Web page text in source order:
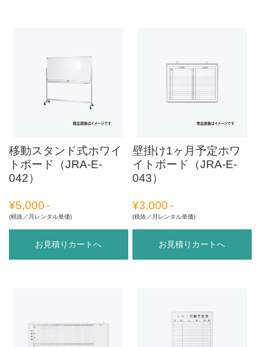
移動スタンド式ホワイ
トボード（JRA-E-
042）
¥5,000
(税抜／月レンタル単価)
お見積りカートへ
壁掛け1ヶ月予定ホワ
イトボード（JRA-E-
043）
¥3,000
(税抜／月レンタル単価)
お見積りカートへ